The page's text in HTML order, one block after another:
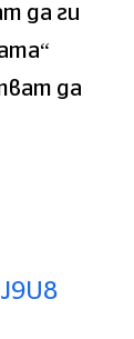
да ги
да